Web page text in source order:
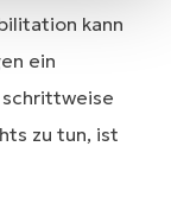
kann
ein
schrittweise
zu tun, ist